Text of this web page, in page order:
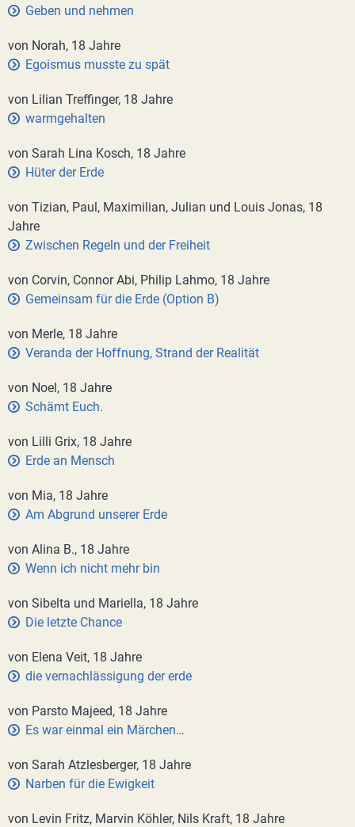
Geben und nehmen
von Norah, 18 Jahre
Egoismus musste zu spät
von Lilian Treffinger, 18 Jahre
warmgehalten
von Sarah Lina Kosch, 18 Jahre
Hüter der Erde
von Tizian, Paul, Maximilian, Julian und Louis Jonas, 18
Jahre
Zwischen Regeln und der Freiheit
von Corvin, Connor Abi, Philip Lahmo, 18 Jahre
Gemeinsam für die Erde (Option B)
von Merle, 18 Jahre
Veranda der Hoffnung, Strand der Realität
von Noel, 18 Jahre
Schämt Euch.
von Lilli Grix, 18 Jahre
Erde an Mensch
von Mia, 18 Jahre
Am Abgrund unserer Erde
von Alina B., 18 Jahre
Wenn ich nicht mehr bin
von Sibelta und Mariella, 18 Jahre
Die letzte Chance
von Elena Veit, 18 Jahre
die vernachlässigung der erde
von Parsto Majeed, 18 Jahre
Es war einmal ein Märchen…
von Sarah Atzlesberger, 18 Jahre
Narben für die Ewigkeit
von Levin Fritz, Marvin Köhler, Nils Kraft, 18 Jahre